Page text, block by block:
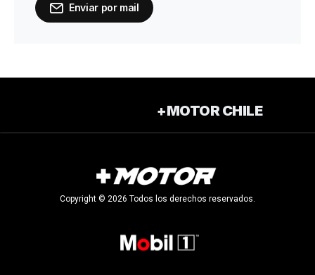
Enviar por mail
+MOTOR CHILE
Copyright © 2026 Todos los derechos reservados.